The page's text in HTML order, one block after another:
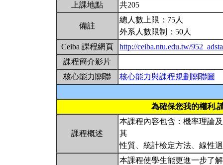
上課地點
共205
備註
總人數上限：75人
外系人數限制：50人
Ceiba 課程網頁
http://ceiba.ntu.edu.tw/
課程簡介影片
核心能力關聯
核心能力與課程規劃關聯圖
為確保您我的權利,
課程概述
本課程內容包含：機率理論
其
性質、統計檢定方法、線性
本課程使學生能更進一步了